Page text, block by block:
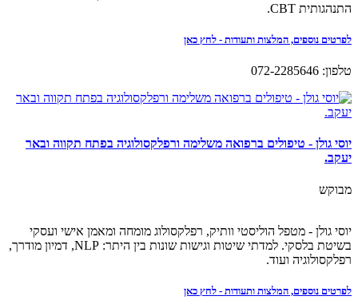
התנהגותית CBT.
לפרטים נוספים, המלצות ותעודות - לחץ כאן
טלפון: 072-2285646
יוסי גולן - טיפולים ברפואה משלימה ורפלקסולוגיה בפתח תקווה ובאר
יעקב.
מבוקש
יוסי גולן - מטפל הוליסטי וותיק, רפלקסולוג מומחה ומאמן אישי ועסקי
בשיטת בלסקי. למדתי שיטות וגישות שונות בין היתר: NLP, דמיון מודרך,
רפלקסולוגיה ועוד.
לפרטים נוספים, המלצות ותעודות - לחץ כאן